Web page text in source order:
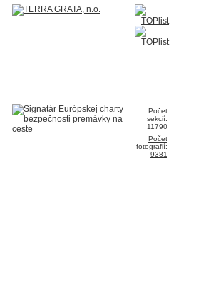
Počet
sekcií:
11790
Počet
fotografií:
9381